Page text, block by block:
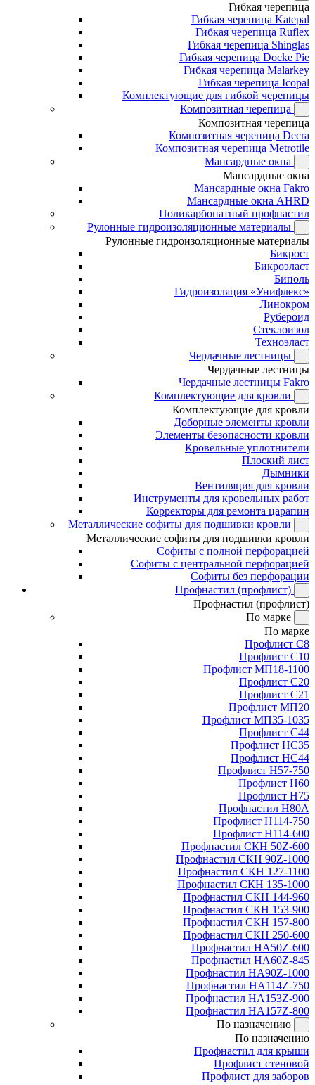
Гибкая черепица
Гибкая черепица Katepal
Гибкая черепица Ruflex
Гибкая черепица Shinglas
Гибкая черепица Docke Pie
Гибкая черепица Malarkey
Гибкая черепица Icopal
Комплектующие для гибкой черепицы
Композитная черепица
Композитная черепица
Композитная черепица Decra
Композитная черепица Metrotile
Мансардные окна
Мансардные окна
Мансардные окна Fakro
Мансардные окна AHRD
Поликарбонатный профнастил
Рулонные гидроизоляционные материалы
Рулонные гидроизоляционные материалы
Бикрост
Бикроэласт
Биполь
Гидроизоляция «Унифлекс»
Линокром
Рубероид
Стеклоизол
Техноэласт
Чердачные лестницы
Чердачные лестницы
Чердачные лестницы Fakro
Комплектующие для кровли
Комплектующие для кровли
Доборные элементы кровли
Элементы безопасности кровли
Кровельные уплотнители
Плоский лист
Дымники
Вентиляция для кровли
Инструменты для кровельных работ
Корректоры для ремонта царапин
Металлические софиты для подшивки кровли
Металлические софиты для подшивки кровли
Софиты с полной перфорацией
Софиты с центральной перфорацией
Софиты без перфорации
Профнастил (профлист)
Профнастил (профлист)
По марке
По марке
Профлист С8
Профлист С10
Профлист МП18-1100
Профлист С20
Профлист С21
Профлист МП20
Профлист МП35-1035
Профлист С44
Профлист НС35
Профлист НС44
Профлист Н57-750
Профлист Н60
Профлист Н75
Профнастил Н80А
Профлист Н114-750
Профлист Н114-600
Профнастил СКН 50Z-600
Профнастил СКН 90Z-1000
Профнастил СКН 127-1100
Профнастил СКН 135-1000
Профнастил СКН 144-960
Профнастил СКН 153-900
Профнастил СКН 157-800
Профнастил СКН 250-600
Профнастил НА50Z-600
Профнастил НА60Z-845
Профнастил НА90Z-1000
Профнастил НА114Z-750
Профнастил НА153Z-900
Профнастил НА157Z-800
По назначению
По назначению
Профнастил для крыши
Профлист стеновой
Профлист для заборов